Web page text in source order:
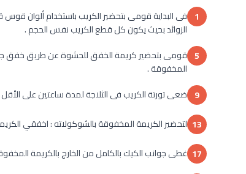
1 فى البداية قومى بتحضير الكريب باستخدام ألوان
الزوائد بحيث يكون كل قطع الكريب نفس الحجم .
5 قومى بتحضير كريمة الخفق للحشوة عن طريق خفق
المخفوقة .
9 ضعى تورتة الكريب فى الثلاجة لمدة ساعتين على
13 لتحضير الكريمة المخفوقة بالشوكولاته : اخفقي
17 غطى جوانب الكيك بالكامل من الخارج بالكريمة